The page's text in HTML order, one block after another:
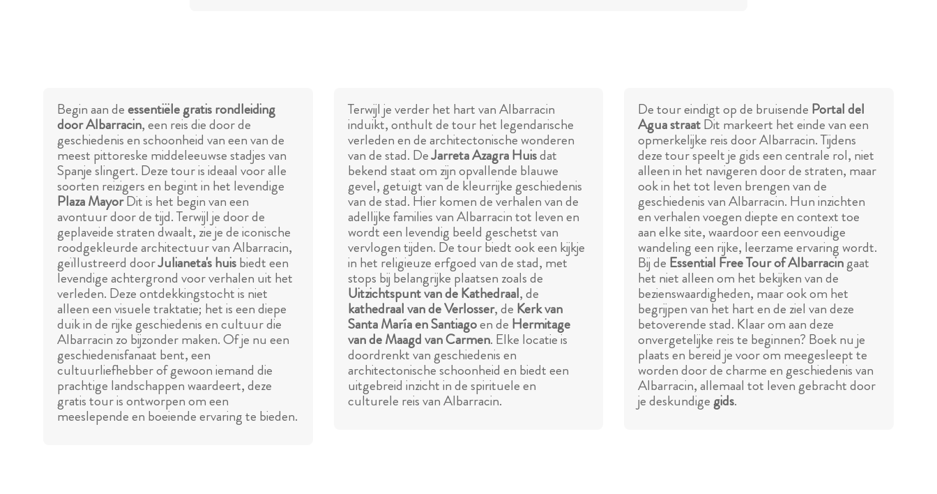
Begin aan deessentiële gratis rondleiding
door Albarracin, een reis die door de
geschiedenis en schoonheid van een van de
meest pittoreske middeleeuwse stadjes van
Spanje slingert. Deze tour is ideaal voor alle
soorten reizigers en begint in het levendige
Plaza MayorDit is het begin van een
avontuur door de tijd. Terwijl je door de
geplaveide straten dwaalt, zie je de iconische
roodgekleurde architectuur van Albarracin,
geïllustreerd doorJulianeta's huisbiedt een
levendige achtergrond voor verhalen uit het
verleden. Deze ontdekkingstocht is niet
alleen een visuele traktatie; het is een diepe
duik in de rijke geschiedenis en cultuur die
Albarracin zo bijzonder maken. Of je nu een
geschiedenisfanaat bent, een
cultuurliefhebber of gewoon iemand die
prachtige landschappen waardeert, deze
gratis tour is ontworpen om een
meeslepende en boeiende ervaring te bieden.
Terwijl je verder het hart van Albarracin
induikt, onthult de tour het legendarische
verleden en de architectonische wonderen
van de stad. DeJarreta Azagra Huisdat
bekend staat om zijn opvallende blauwe
gevel, getuigt van de kleurrijke geschiedenis
van de stad. Hier komen de verhalen van de
adellijke families van Albarracin tot leven en
wordt een levendig beeld geschetst van
vervlogen tijden. De tour biedt ook een kijkje
in het religieuze erfgoed van de stad, met
stops bij belangrijke plaatsen zoals de
Uitzichtspunt van de Kathedraal, de
kathedraal van de Verlosser, de Kerk van
Santa María en Santiagoen de Hermitage
van de Maagd van Carmen. Elke locatie is
doordrenkt van geschiedenis en
architectonische schoonheid en biedt een
uitgebreid inzicht in de spirituele en
culturele reis van Albarracin.
De tour eindigt op de bruisende Portal del
Agua straatDit markeert het einde van een
opmerkelijke reis door Albarracin. Tijdens
deze tour speelt je gids een centrale rol, niet
alleen in het navigeren door de straten, maar
ook in het tot leven brengen van de
geschiedenis van Albarracin. Hun inzichten
en verhalen voegen diepte en context toe
aan elke site, waardoor een eenvoudige
wandeling een rijke, leerzame ervaring wordt.
Bij de Essential Free Tour of Albarracingaat
het niet alleen om het bekijken van de
bezienswaardigheden, maar ook om het
begrijpen van het hart en de ziel van deze
betoverende stad. Klaar om aan deze
onvergetelijke reis te beginnen? Boek nu je
plaats en bereid je voor om meegesleept te
worden door de charme en geschiedenis van
Albarracin, allemaal tot leven gebracht door
je deskundigegids.